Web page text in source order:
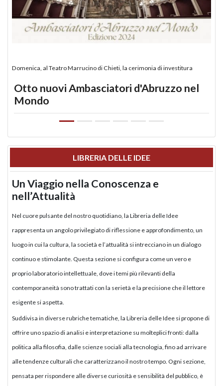
Domenica, al Teatro Marrucino di Chieti, la cerimonia di investitura
Otto nuovi Ambasciatori d'Abruzzo nel
Mondo
LIBRERIA DELLE IDEE
Un Viaggio nella Conoscenza e
nell’Attualità
Nel cuore pulsante del nostro quotidiano, la Libreria delle Idee
rappresenta un angolo privilegiato di riflessione e approfondimento, un
luogo in cui la cultura, la società e l’attualità si intrecciano in un dialogo
continuo e stimolante. Questa sezione si configura come un vero e
proprio laboratorio intellettuale, dove i temi più rilevanti della
contemporaneità sono trattati con la serietà e la precisione che il lettore
esigente si aspetta.
Suddivisa in diverse rubriche tematiche, la Libreria delle Idee si propone di
offrire uno spazio di analisi e interpretazione su molteplici fronti: dalla
politica alla filosofia, dalle scienze sociali alla tecnologia, fino ad arrivare
alle tendenze culturali che caratterizzano il nostro tempo. Ogni sezione,
pensata per rispondere alle diverse curiosità e sensibilità del pubblico, è